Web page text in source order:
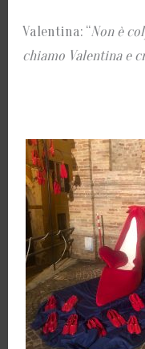
Valentina: “Non è
chiamo Valentina e